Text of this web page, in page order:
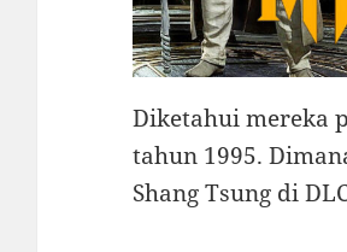
Diketahui mereka
tahun 1995.
Shang Tsung di